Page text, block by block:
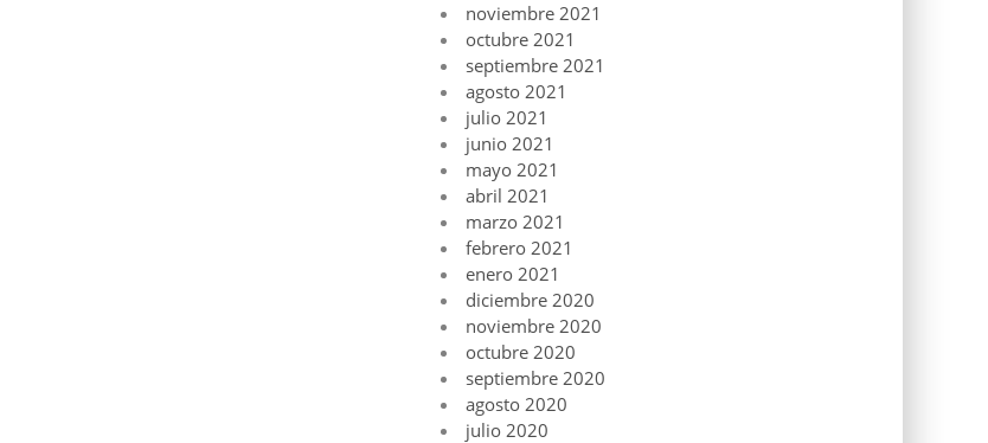
noviembre 2021
octubre 2021
septiembre 2021
agosto 2021
julio 2021
junio 2021
mayo 2021
abril 2021
marzo 2021
febrero 2021
enero 2021
diciembre 2020
noviembre 2020
octubre 2020
septiembre 2020
agosto 2020
julio 2020